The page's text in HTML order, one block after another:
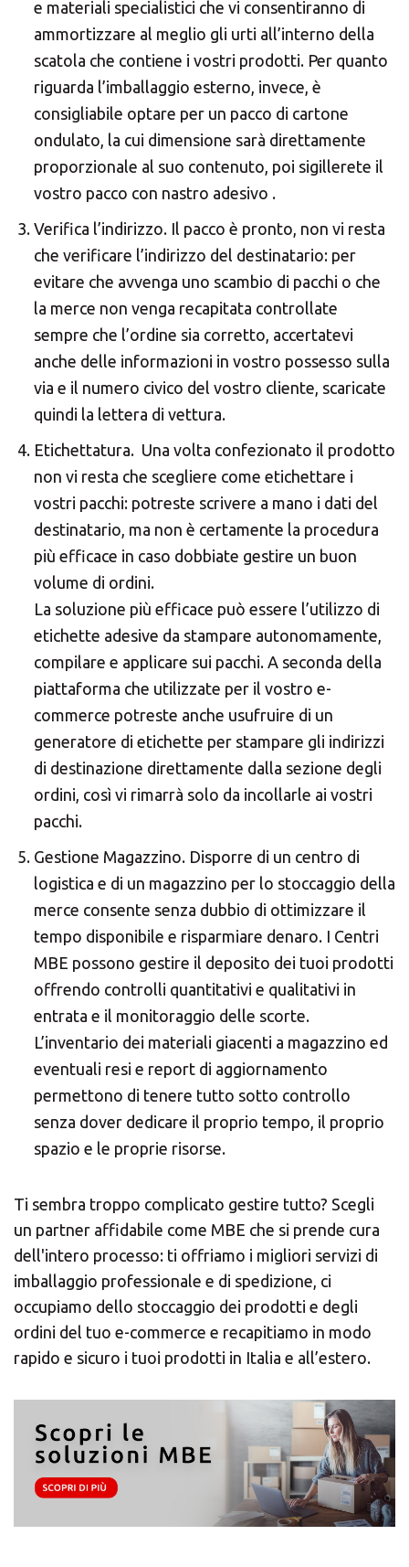
e materiali specialistici che vi consentiranno di
ammortizzare al meglio gli urti all’interno della
scatola che contiene i vostri prodotti. Per quanto
riguarda l’imballaggio esterno, invece, è
consigliabile optare per un pacco di cartone
ondulato, la cui dimensione sarà direttamente
proporzionale al suo contenuto, poi sigillerete il
vostro pacco con nastro adesivo .
Verifica l’indirizzo. Il pacco è pronto, non vi resta
che verificare l’indirizzo del destinatario: per
evitare che avvenga uno scambio di pacchi o che
la merce non venga recapitata controllate
sempre che l’ordine sia corretto, accertatevi
anche delle informazioni in vostro possesso sulla
via e il numero civico del vostro cliente, scaricate
quindi la lettera di vettura.
Etichettatura. Una volta confezionato il prodotto
non vi resta che scegliere come etichettare i
vostri pacchi: potreste scrivere a mano i dati del
destinatario, ma non è certamente la procedura
più efficace in caso dobbiate gestire un buon
volume di ordini.
La soluzione più efficace può essere l’utilizzo di
etichette adesive da stampare autonomamente,
compilare e applicare sui pacchi. A seconda della
piattaforma che utilizzate per il vostro e-
commerce potreste anche usufruire di un
generatore di etichette per stampare gli indirizzi
di destinazione direttamente dalla sezione degli
ordini, così vi rimarrà solo da incollarle ai vostri
pacchi.
Gestione Magazzino. Disporre di un centro di
logistica e di un magazzino per lo stoccaggio della
merce consente senza dubbio di ottimizzare il
tempo disponibile e risparmiare denaro. I Centri
MBE possono gestire il deposito dei tuoi prodotti
offrendo controlli quantitativi e qualitativi in
entrata e il monitoraggio delle scorte.
L’inventario dei materiali giacenti a magazzino ed
eventuali resi e report di aggiornamento
permettono di tenere tutto sotto controllo
senza dover dedicare il proprio tempo, il proprio
spazio e le proprie risorse.
Ti sembra troppo complicato gestire tutto? Scegli
un partner affidabile come MBE che si prende cura
dell'intero processo: ti offriamo i migliori servizi di
imballaggio professionale e di spedizione, ci
occupiamo dello stoccaggio dei prodotti e degli
ordini del tuo e-commerce e recapitiamo in modo
rapido e sicuro i tuoi prodotti in Italia e all’estero.
×
Seleziona un paese
Africa
Americas
Asia/Pacific
Central Asia
ROW
×
Scegli il tuo Centro
Soluzioni MBE
Inserisci il CAP o l'indirizzo
CERCA